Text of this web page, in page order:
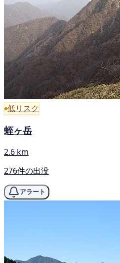
低リスク
蛭ヶ岳
2.6 km
276件の出没
アラート